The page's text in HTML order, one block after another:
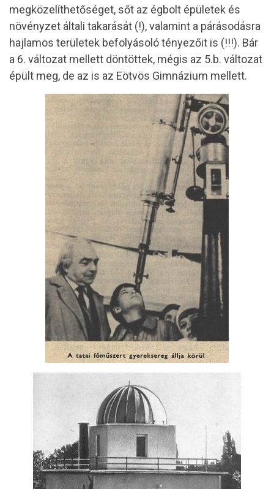
megközelíthetőséget, sőt az égbolt épületek és
növényzet általi takarását (!), valamint a párásodásra
hajlamos területek befolyásoló tényezőit is (!!!). Bár
a 6. változat mellett döntöttek, mégis az 5.b. változat
épült meg, de az is az Eötvös Gimnázium mellett.